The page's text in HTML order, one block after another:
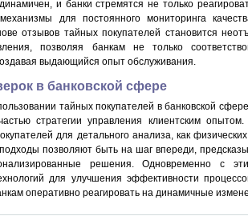
и банки стремятся не только
для постоянного мониторинга
отзывов тайных покупателей становится
позволяя банкам не только
выдающийся опыт обслуживания.
в банковской сфере
тайных покупателей в банковской
стратегии управления клиентским
для детального анализа, как
позволяют быть на шаг впереди,
решения. Одновременно с
для улучшения эффективности
оперативно реагировать на динамичные